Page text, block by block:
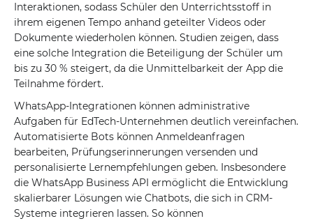
Interaktionen, sodass Schüler den Unterrichtsstoff in
ihrem eigenen Tempo anhand geteilter Videos oder
Dokumente wiederholen können. Studien zeigen, dass
eine solche Integration die Beteiligung der Schüler um
bis zu 30 % steigert, da die Unmittelbarkeit der App die
Teilnahme fördert.
WhatsApp-Integrationen können administrative
Aufgaben für EdTech-Unternehmen deutlich vereinfachen.
Automatisierte Bots können Anmeldeanfragen
bearbeiten, Prüfungserinnerungen versenden und
personalisierte Lernempfehlungen geben. Insbesondere
die WhatsApp Business API ermöglicht die Entwicklung
skalierbarer Lösungen wie Chatbots, die sich in CRM-
Systeme integrieren lassen. So können